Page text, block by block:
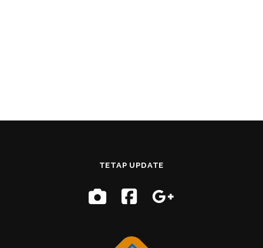
TETAP UPDATE